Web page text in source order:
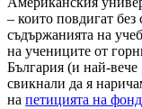
– които повдигат
съдържанията на
на учениците от
България (и най-вече
свикнали да я
на петицията на